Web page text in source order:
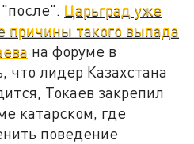
Царьград уже
причины такого выпада
на форуме в
что лидер Казахстана
Токаев закрепил
катарском, где
поведение